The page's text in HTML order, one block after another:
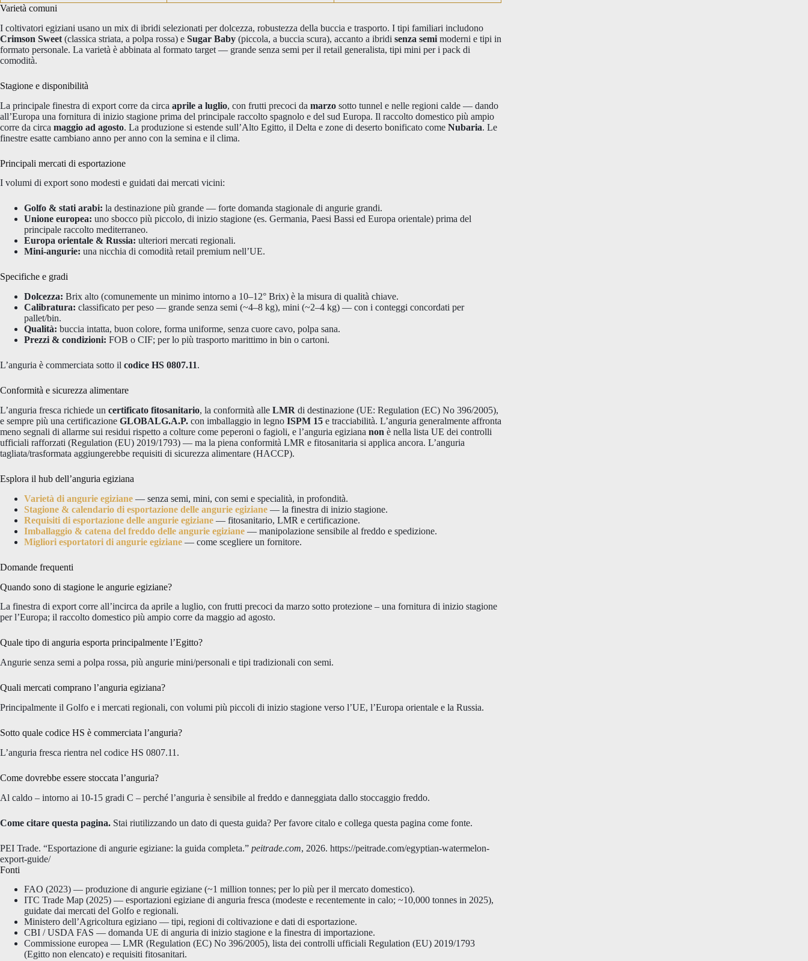
Varietà comuni
I coltivatori egiziani usano un mix di ibridi selezionati per dolcezza, robustezza della buccia e trasporto. I tipi familiari includono
Crimson Sweet (classica striata, a polpa rossa) e Sugar Baby (piccola, a buccia scura), accanto a ibridi senza semi moderni e tipi in
formato personale. La varietà è abbinata al formato target — grande senza semi per il retail generalista, tipi mini per i pack di
comodità.
Stagione e disponibilità
La principale finestra di export corre da circa aprile a luglio, con frutti precoci da marzo sotto tunnel e nelle regioni calde — dando
all’Europa una fornitura di inizio stagione prima del principale raccolto spagnolo e del sud Europa. Il raccolto domestico più ampio
corre da circa maggio ad agosto. La produzione si estende sull’Alto Egitto, il Delta e zone di deserto bonificato come Nubaria. Le
finestre esatte cambiano anno per anno con la semina e il clima.
Principali mercati di esportazione
I volumi di export sono modesti e guidati dai mercati vicini:
Golfo & stati arabi: la destinazione più grande — forte domanda stagionale di angurie grandi.
Unione europea: uno sbocco più piccolo, di inizio stagione (es. Germania, Paesi Bassi ed Europa orientale) prima del
principale raccolto mediterraneo.
Europa orientale & Russia: ulteriori mercati regionali.
Mini-angurie: una nicchia di comodità retail premium nell’UE.
Specifiche e gradi
Dolcezza: Brix alto (comunemente un minimo intorno a 10–12° Brix) è la misura di qualità chiave.
Calibratura: classificato per peso — grande senza semi (~4–8 kg), mini (~2–4 kg) — con i conteggi concordati per
pallet/bin.
Qualità: buccia intatta, buon colore, forma uniforme, senza cuore cavo, polpa sana.
Prezzi & condizioni: FOB o CIF; per lo più trasporto marittimo in bin o cartoni.
L’anguria è commerciata sotto il codice HS 0807.11.
Conformità e sicurezza alimentare
L’anguria fresca richiede un certificato fitosanitario, la conformità alle LMR di destinazione (UE: Regulation (EC) No 396/2005),
e sempre più una certificazione GLOBALG.A.P. con imballaggio in legno ISPM 15 e tracciabilità. L’anguria generalmente affronta
meno segnali di allarme sui residui rispetto a colture come peperoni o fagioli, e l’anguria egiziana non è nella lista UE dei controlli
ufficiali rafforzati (Regulation (EU) 2019/1793) — ma la piena conformità LMR e fitosanitaria si applica ancora. L’anguria
tagliata/trasformata aggiungerebbe requisiti di sicurezza alimentare (HACCP).
Esplora il hub dell’anguria egiziana
Varietà di angurie egiziane — senza semi, mini, con semi e specialità, in profondità.
Stagione & calendario di esportazione delle angurie egiziane — la finestra di inizio stagione.
Requisiti di esportazione delle angurie egiziane — fitosanitario, LMR e certificazione.
Imballaggio & catena del freddo delle angurie egiziane — manipolazione sensibile al freddo e spedizione.
Migliori esportatori di angurie egiziane — come scegliere un fornitore.
Domande frequenti
Quando sono di stagione le angurie egiziane?
La finestra di export corre all’incirca da aprile a luglio, con frutti precoci da marzo sotto protezione – una fornitura di inizio stagione
per l’Europa; il raccolto domestico più ampio corre da maggio ad agosto.
Quale tipo di anguria esporta principalmente l’Egitto?
Angurie senza semi a polpa rossa, più angurie mini/personali e tipi tradizionali con semi.
Quali mercati comprano l’anguria egiziana?
Principalmente il Golfo e i mercati regionali, con volumi più piccoli di inizio stagione verso l’UE, l’Europa orientale e la Russia.
Sotto quale codice HS è commerciata l’anguria?
L’anguria fresca rientra nel codice HS 0807.11.
Come dovrebbe essere stoccata l’anguria?
Al caldo – intorno ai 10-15 gradi C – perché l’anguria è sensibile al freddo e danneggiata dallo stoccaggio freddo.
Come citare questa pagina. Stai riutilizzando un dato di questa guida? Per favore citalo e collega questa pagina come fonte.
PEI Trade. “Esportazione di angurie egiziane: la guida completa.” peitrade.com, 2026. https://peitrade.com/egyptian-watermelon-
export-guide/
Fonti
FAO (2023) — produzione di angurie egiziane (~1 million tonnes; per lo più per il mercato domestico).
ITC Trade Map (2025) — esportazioni egiziane di anguria fresca (modeste e recentemente in calo; ~10,000 tonnes in 2025),
guidate dai mercati del Golfo e regionali.
Ministero dell’Agricoltura egiziano — tipi, regioni di coltivazione e dati di esportazione.
CBI / USDA FAS — domanda UE di anguria di inizio stagione e la finestra di importazione.
Commissione europea — LMR (Regulation (EC) No 396/2005), lista dei controlli ufficiali Regulation (EU) 2019/1793
(Egitto non elencato) e requisiti fitosanitari.